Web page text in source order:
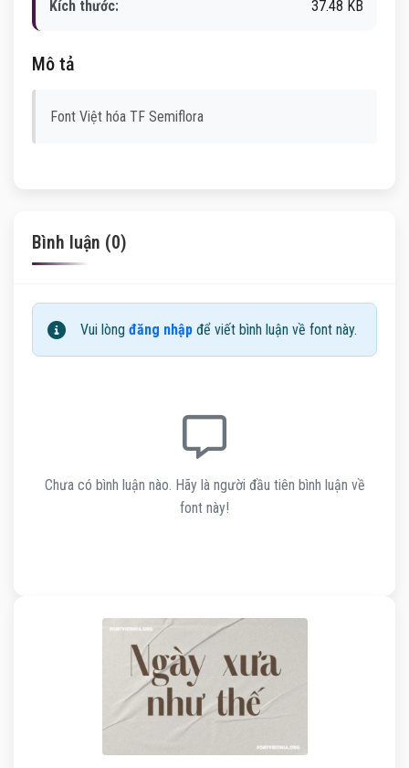
Kích thước:
37.48 KB
Mô tả
Font Việt hóa TF Semiflora
Bình luận (0)
Vui lòng đăng nhập để viết bình luận về font này.
Chưa có bình luận nào. Hãy là người đầu tiên bình luận về
font này!